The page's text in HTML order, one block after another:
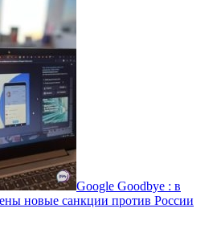
Google Goodbye : в
новые санкции против России